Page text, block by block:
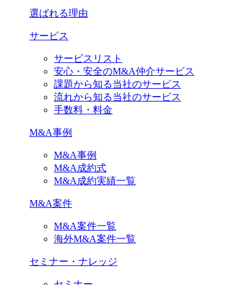
選ばれる理由
サービス
サービスリスト
安心・安全のM&A仲介サービス
課題から知る当社のサービス
流れから知る当社のサービス
手数料・料金
M&A事例
M&A事例
M&A成約式
M&A成約実績一覧
M&A案件
M&A案件一覧
海外M&A案件一覧
セミナー・ナレッジ